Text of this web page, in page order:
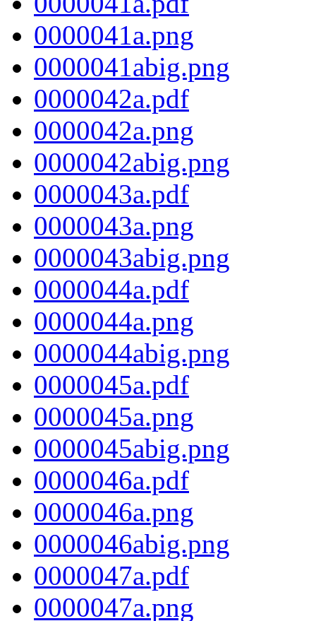
0000041a.png
0000041abig.png
0000042a.pdf
0000042a.png
0000042abig.png
0000043a.pdf
0000043a.png
0000043abig.png
0000044a.pdf
0000044a.png
0000044abig.png
0000045a.pdf
0000045a.png
0000045abig.png
0000046a.pdf
0000046a.png
0000046abig.png
0000047a.pdf
0000047a.png